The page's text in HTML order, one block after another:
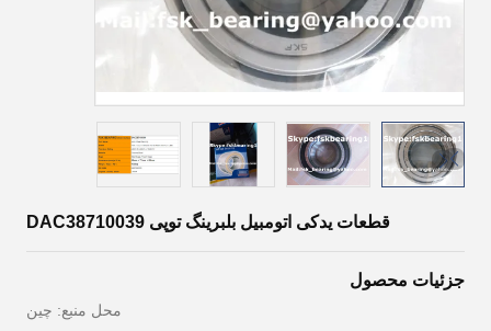
قطعات یدکی اتومبیل بلبرینگ توپی DAC38710039
جزئیات محصول
محل منبع: چين